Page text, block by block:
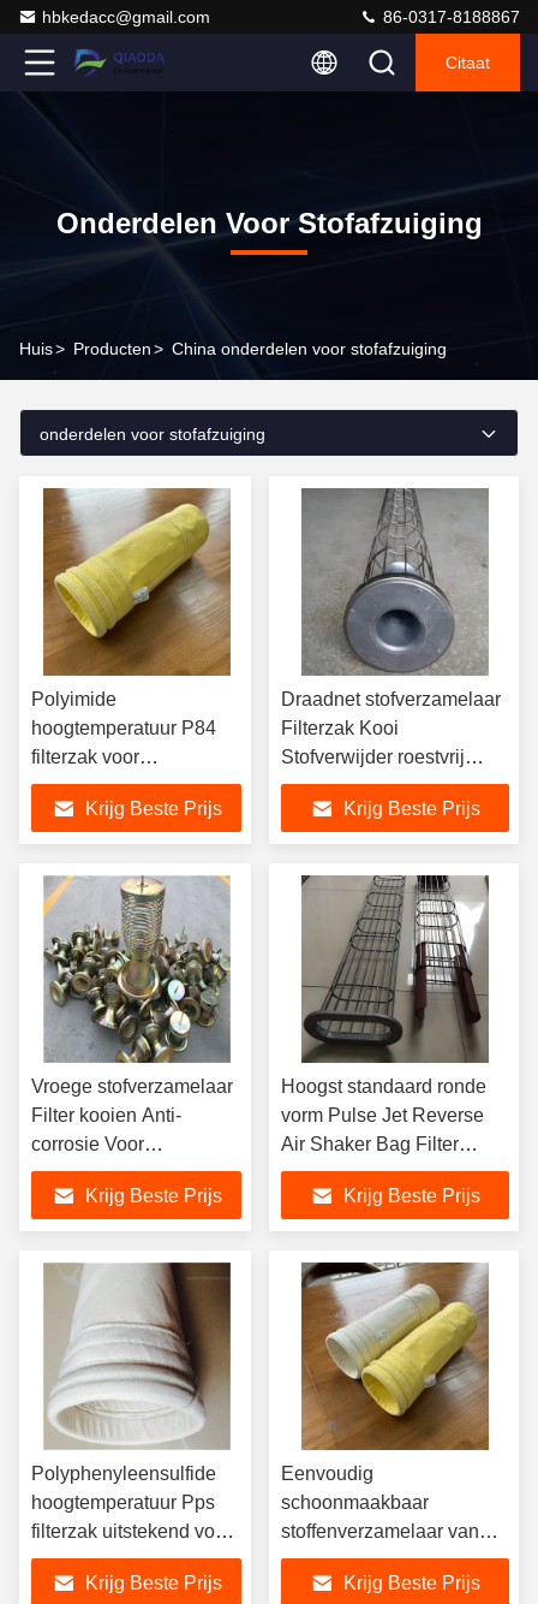
hbkedacc@gmail.com 86-0317-8188867
Citaat
Onderdelen Voor Stofafzuiging
Huis> Producten> China onderdelen voor stofafzuiging
onderdelen voor stofafzuiging
Polyimide
hoogtemperatuur P84
filterzak voor
afvalverbrandingsindustrie
Krijg Beste Prijs
Draadnet stofverzamelaar
Filterzak Kooi
Stofverwijder roestvrij
staal
Krijg Beste Prijs
Vroege stofverzamelaar
Filter kooien Anti-
corrosie Voor
afvalverbrander
Krijg Beste Prijs
Hoogst standaard ronde
vorm Pulse Jet Reverse
Air Shaker Bag Filter
Cage
Krijg Beste Prijs
Polyphenyleensulfide
hoogtemperatuur Pps
filterzak uitstekend voor
stofverzamelaar
Krijg Beste Prijs
Eenvoudig
schoonmaakbaar
stoffenverzamelaar van
ketels Gesneden of
gelaste
Krijg Beste Prijs